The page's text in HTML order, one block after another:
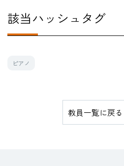
該当ハッシュタグ
ピアノ
教員一覧に戻る